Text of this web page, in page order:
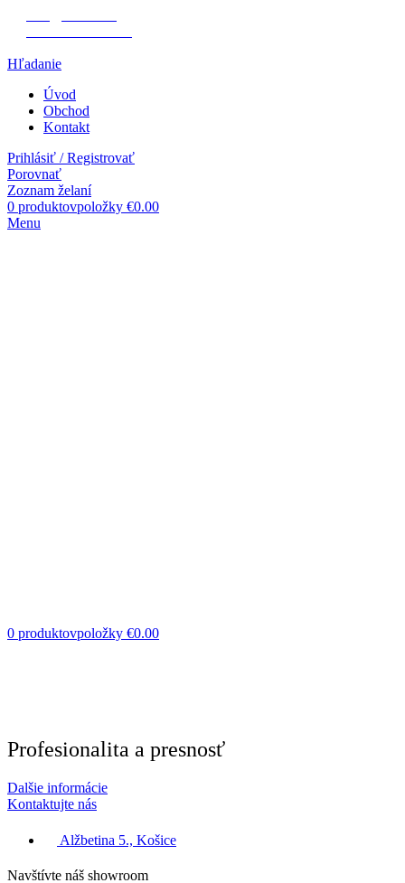
Hľadanie
Úvod
Obchod
Kontakt
Prihlásiť / Registrovať
Porovnať
Zoznam želaní
0 produktovpoložky €0.00
Menu
0 produktovpoložky €0.00
Profesionalita a presnosť
Dalšie informácie
Kontaktujte nás
Alžbetina 5., Košice
Navštívte náš showroom